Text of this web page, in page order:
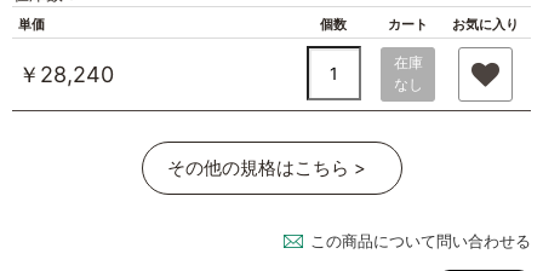
単価 個数 カート お気に入り
￥28,240
在庫
なし
その他の規格はこちら >
この商品について問い合わせる